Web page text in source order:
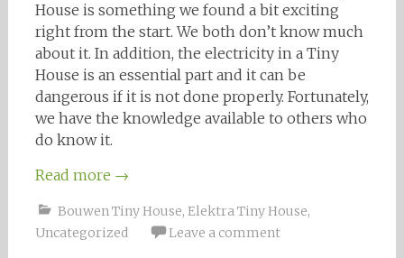
House is something we found a bit exciting
right from the start. We both don’t know much
about it. In addition, the electricity in a Tiny
House is an essential part and it can be
dangerous if it is not done properly. Fortunately,
we have the knowledge available to others who
do know it.
Read more →
Bouwen Tiny House, Elektra Tiny House,
Uncategorized
Leave a comment